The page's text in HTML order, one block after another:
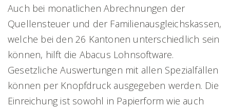
Auch bei monatlichen Abrechnungen der
Quellensteuer und der Familienausgleichskassen,
welche bei den 26 Kantonen unterschiedlich sein
können, hilft die Abacus Lohnsoftware.
Gesetzliche Auswertungen mit allen Spezialfällen
können per Knopfdruck ausgegeben werden. Die
Einreichung ist sowohl in Papierform wie auch